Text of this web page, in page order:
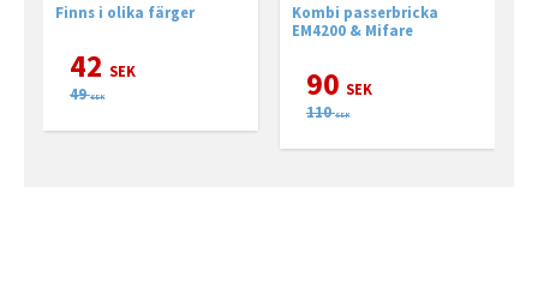
utläsning
Finns i olika färger
42 SEK
49 SEK
Mifare 4K
utläsning
Kombi passerbricka
EM4200 & Mifare
90 SEK
110 SEK